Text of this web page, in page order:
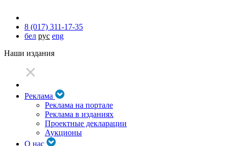
8 (017) 311-17-35
бел рус eng
Наши издания
Реклама
Реклама на портале
Реклама в изданиях
Проектные декларации
Аукционы
О нас